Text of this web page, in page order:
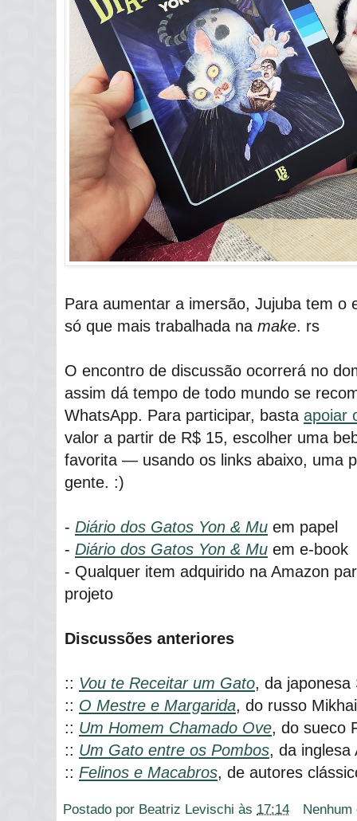
Para aumentar a imersão, Jujuba tem o
só que mais trabalhada na make. rs
O encontro de discussão ocorrerá no
assim dá tempo de todo mundo se
WhatsApp. Para participar, basta apoiar
valor a partir de R$ 15, escolher uma
favorita ― usando os links abaixo, uma
gente. :)
- Diário dos Gatos Yon & Mu em papel
- Diário dos Gatos Yon & Mu em e-book
- Qualquer item adquirido na Amazon
projeto
Discussões anteriores
:: Vou te Receitar um Gato, da japonesa
:: O Mestre e Margarida, do russo
:: Um Homem Chamado Ove, do sueco
:: Um Gato entre os Pombos, da inglesa
:: Felinos e Macabros, de autores
Postado por Beatriz Levischi às 17:14